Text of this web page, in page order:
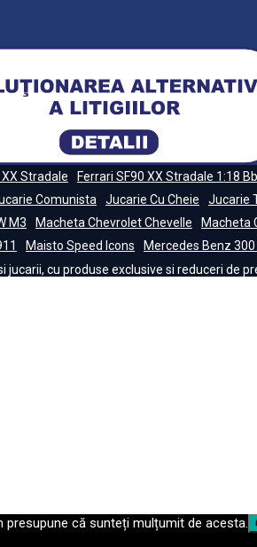
Stradale
Ferrari SF90 XX Stradale 1:18
Comunista
Jucarie Cu Cheie Jucarie
M3
Macheta Chevrolet Chevelle
Macheta
Maisto Speed Icons Mercedes Benz 300
cu produse exclusive si reduceri de
că sunteți mulțumit de acesta.